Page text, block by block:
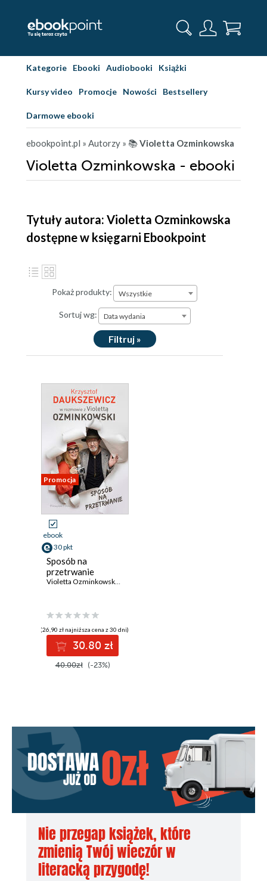
Kategorie Ebooki Audiobooki Książki
Kursy video Promocje Nowości Bestsellery
Darmowe ebooki
ebookpoint.pl » Autorzy » 📚Violetta Ozminkowska
Violetta Ozminkowska - ebooki
Tytuły autora: Violetta Ozminkowska
dostępne w księgarni Ebookpoint
Pokaż produkty: Wszystkie
Sortuj wg: Data wydania
Filtruj »
Promocja
ebook
30 pkt
Sposób na
przetrwanie
Violetta Ozminkowska,
(26,90 zł najniższa cena z 30 dni)
30.80 zł
40.00zł (-23%)
Nie przegap książek, które
zmienią Twój wieczór w
literacką przygodę!